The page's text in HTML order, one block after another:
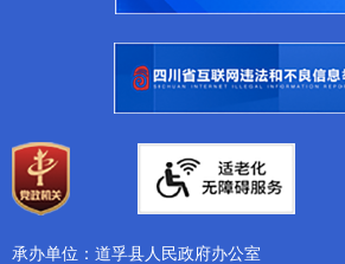
承办单位：道孚县人民政府办公室